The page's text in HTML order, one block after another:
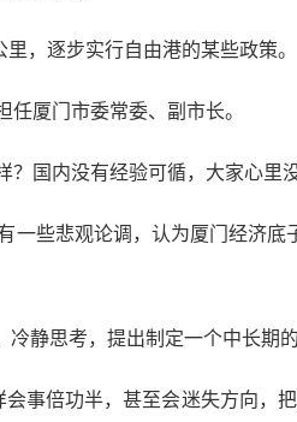
，逐步实行自由港的某些政策。
厦门市委常委、副市长。
国内没有经验可循，大家心里没
些悲观论调，认为厦门经济底
静思考，提出制定一个中长期的
倍功半，甚至会迷失方向，